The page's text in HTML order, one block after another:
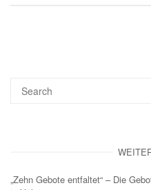
„Zehn Gebote entfaltet“ – Die